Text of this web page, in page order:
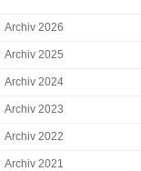
Archiv 2026
Archiv 2025
Archiv 2024
Archiv 2023
Archiv 2022
Archiv 2021